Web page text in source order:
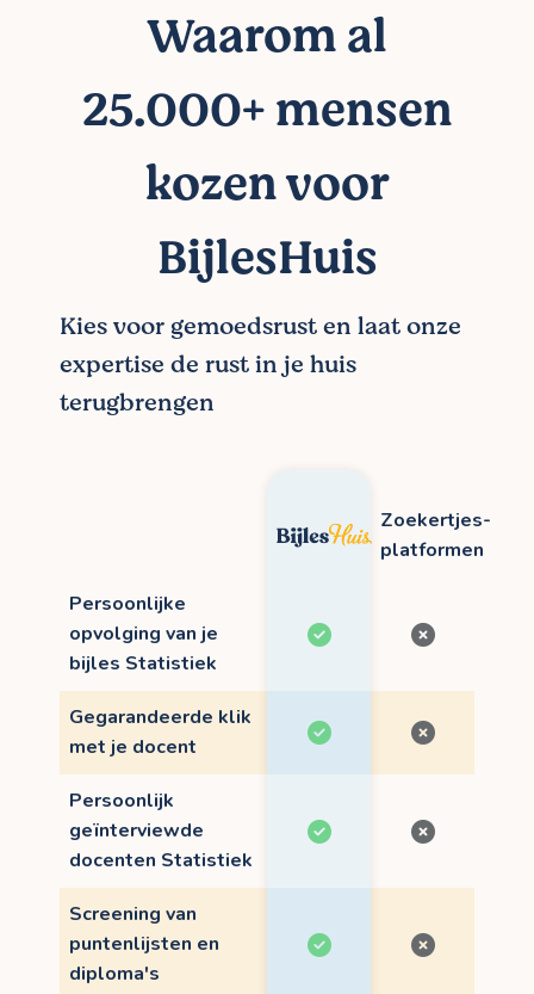
Waarom al
25.000+ mensen
kozen voor
BijlesHuis
Kies voor gemoedsrust en laat onze
expertise de rust in je huis
terugbrengen
Zoekertjes-
platformen
Persoonlijke
opvolging van je
bijles Statistiek
Gegarandeerde klik
met je docent
Persoonlijk
geïnterviewde
docenten Statistiek
Screening van
puntenlijsten en
diploma's